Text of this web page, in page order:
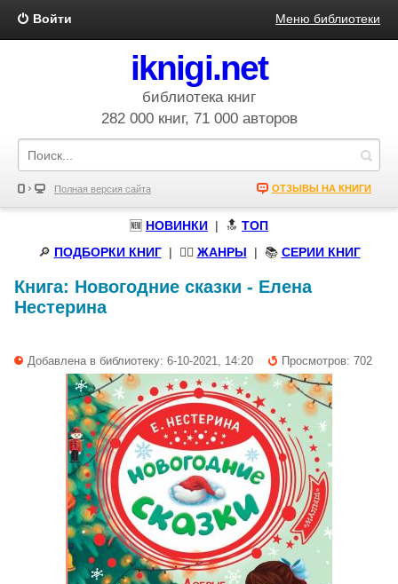
Войти Меню библиотеки
iknigi.net
библиотека книг
282 000 книг, 71 000 авторов
Полная версия сайта ОТЗЫВЫ НА КНИГИ
🆕 НОВИНКИ | 🔝 ТОП
🔎 ПОДБОРКИ КНИГ| 🧝‍♀️ ЖАНРЫ | 📚 СЕРИИ КНИГ
Книга: Новогодние сказки - Елена
Нестерина
Добавлена в библиотеку: 6-10-2021, 14:20 Просмотров: 702